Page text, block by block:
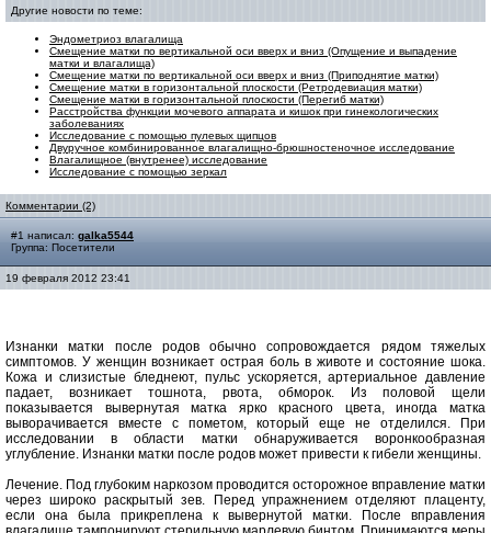
Другие новости по теме:
Эндометриоз влагалища
Смещение матки по вертикальной оси вверх и вниз (Опущение и выпадение
матки и влагалища)
Смещение матки по вертикальной оси вверх и вниз (Приподнятие матки)
Смещение матки в горизонтальной плоскости (Ретродевиация матки)
Смещение матки в горизонтальной плоскости (Перегиб матки)
Расстройства функции мочевого аппарата и кишок при гинекологических
заболеваниях
Исследование с помощью пулевых щипцов
Двуручное комбинированное влагалищно-брюшностеночное исследование
Влагалищное (внутренее) исследование
Исследование с помощью зеркал
Комментарии (2)
#1 написал: galka5544
Группа: Посетители
19 февраля 2012 23:41
Изнанки матки после родов обычно сопровождается рядом тяжелых
симптомов. У женщин возникает острая боль в животе и состояние шока.
Кожа и слизистые бледнеют, пульс ускоряется, артериальное давление
падает, возникает тошнота, рвота, обморок.
Из половой щели
показывается вывернутая матка ярко красного цвета, иногда матка
выворачивается вместе с пометом, который еще не отделился.
При
исследовании в области матки обнаруживается воронкообразная
углубление. Изнанки матки после родов может привести к гибели женщины.
Лечение. Под глубоким наркозом проводится осторожное вправление матки
через широко раскрытый зев.
Перед упражнением отделяют плаценту,
если она была прикреплена к вывернутой матки.
После вправления